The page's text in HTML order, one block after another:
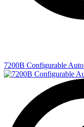
7200B Configurable